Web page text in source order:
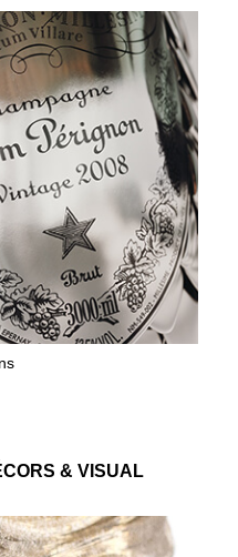
& VISUAL